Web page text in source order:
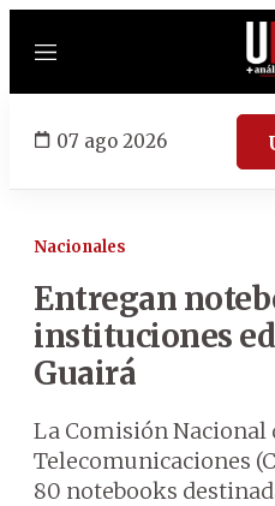
Menú
07 ago 2026
Nacionales
Entregan
instituciones
Guairá
La Comisión Nacional
Telecomunicaciones
80 notebooks